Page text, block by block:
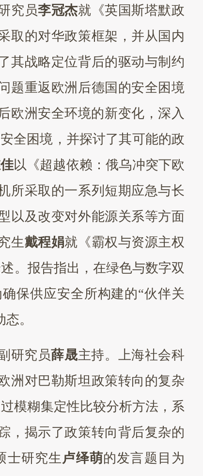
究员李冠杰就《英国斯塔默政
取的对华政策框架，并从国内
其战略定位背后的驱动与制约
题重返欧洲后德国的安全困境
洲安全环境的新变化，深入
全困境，并探讨了其可能的政
以《超越依赖：俄乌冲突下欧
所采取的一系列短期应急与长
以及改变对外能源关系等方面
生戴程娟就《霸权与资源主权
。报告指出，在绿色与数字双
保供应安全所构建的“伙伴关
。
研究员薛晟主持。上海社会科
洲对巴勒斯坦政策转向的复杂
模糊集定性比较分析方法，系
，揭示了政策转向背后复杂的
士研究生 卢绎萌的发言题目为